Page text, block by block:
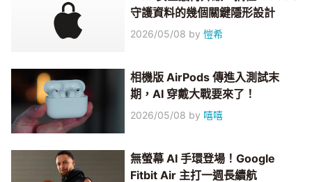
守護資料的幾個關鍵隱形設計
2026/05/08 by愷希
相機版 AirPods 傳進入測試末
期，AI 穿戴大戰要來了！
2026/05/08 by 嘻嘻
無螢幕 AI 手環登場！Google
Fitbit Air 主打一週長續航